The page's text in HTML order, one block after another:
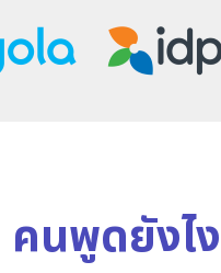
คนพูดยังไ